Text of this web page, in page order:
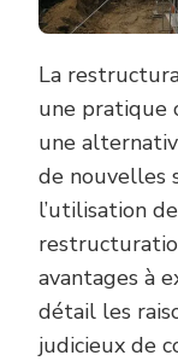
La
une pratique
une
de nouvelles
l’utilisation
avantages à
détail les
judicieux de